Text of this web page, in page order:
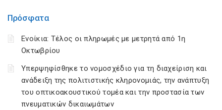
Πρόσφατα
Ενοίκια: Τέλος οι πληρωμές με μετρητά από 1η
Οκτωβρίου
Υπερψηφίσθηκε το νομοσχέδιο για τη διαχείριση και
ανάδειξη της πολιτιστικής κληρονομιάς, την ανάπτυξη
του οπτικοακουστικού τομέα και την προστασία των
πνευματικών δικαιωμάτων